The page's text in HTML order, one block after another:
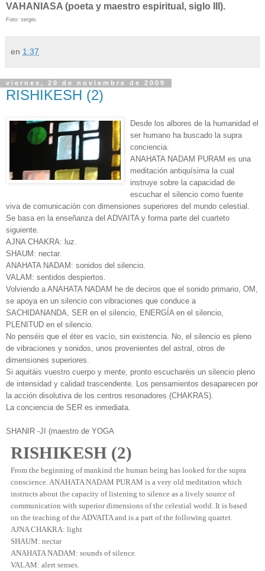
VAHANIASA (poeta y maestro espiritual, siglo ).
Foto: sergio.
en 1:37
viernes, 20 de noviembre de 2009
RISHIKESH (2)
Desde los albores de la humanidad el
ser humano ha buscado la supra
conciencia.
ANAHATA NADAM PURAM es una
meditación antiquísima la cual
instruye sobre la capacidad de
escuchar el silencio como fuente
viva de comunicación con dimensiones superiores del mundo celestial.
Se basa en la enseñanza del ADVAITA y forma parte del cuarteto
siguiente.
AJNA CHAKRA: luz.
SHAUM: nectar.
ANAHATA NADAM: sonidos del silencio.
VALAM: sentidos despiertos.
Volviendo a ANAHATA NADAM he de deciros que el sonido primario, OM,
se apoya en un silencio con vibraciones que conduce a
SACHIDANANDA, SER en el silencio, ENERGÍA en el silencio,
PLENITUD en el silencio.
No penséis que el éter es vacío, sin existencia. No, el silencio es pleno
de vibraciones y sonidos, unos provenientes del astral, otros de
dimensiones superiores.
Si aquitáis vuestro cuerpo y mente, pronto escucharéis un silencio pleno
de intensidad y calidad trascendente. Los pensamientos desaparecen por
la acción disolutiva de los centros resonadores (CHAKRAS).
La conciencia de SER es inmediata.
SHANIR -JI (maestro de YOGA
RISHIKESH (2)
From the beginning of mankind the human being has looked for the supra
conscience. ANAHATA NADAM PURAM is a very old meditation which
instructs about the capacity of listening to silence as a lively source of
communication with superior dimensions of the celestial world. It is based
on the teaching of the ADVAITA and is a part of the following quartet.
AJNA CHAKRA: light
SHAUM: nectar
ANAHATA NADAM: sounds of silence.
VALAM: alert senses.